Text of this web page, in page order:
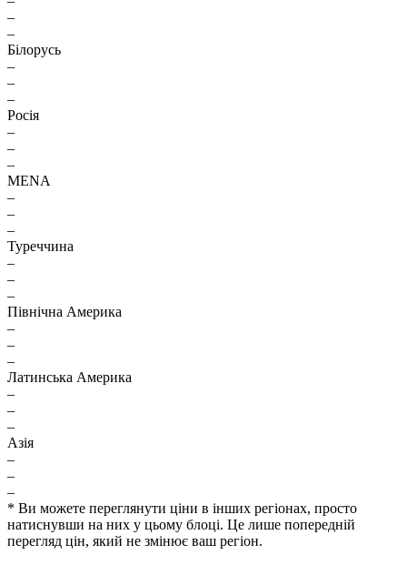
–
–
Білорусь
–
–
–
Росія
–
–
–
MENA
–
–
–
Туреччина
–
–
–
Північна Америка
–
–
–
Латинська Америка
–
–
–
Азія
–
–
–
* Ви можете переглянути ціни в інших регіонах, просто
натиснувши на них у цьому блоці. Це лише попередній
перегляд цін, який не змінює ваш регіон.